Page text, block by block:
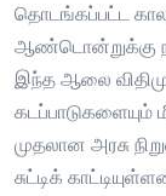
தொடங்கப்பட்ட
ஆண்டொன்றுக்கு
இந்த ஆலை
கடப்பாடுகளையும்
முதலான அரசு
சுட்டிக்